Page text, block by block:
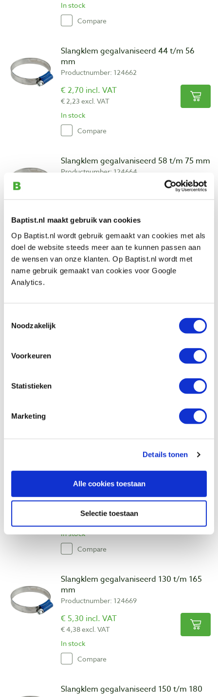
Baptist.nl maakt gebruik van cookies
Op Baptist.nl wordt gebruik gemaakt van cookies met als
doel de website steeds meer aan te kunnen passen aan
de wensen van onze klanten. Op Baptist.nl wordt met
name gebruik gemaakt van cookies voor Google
Analytics.
Noodzakelijk
Voorkeuren
Statistieken
Marketing
Details tonen
Alle cookies toestaan
Selectie toestaan
In stock
Compare
Slangklem gegalvaniseerd 44 t/m 56
mm
Productnumber: 124662
€ 2,70 incl. VAT
€ 2,23 excl. VAT
In stock
Compare
Slangklem gegalvaniseerd 58 t/m 75 mm
Productnumber: 124664
€ 2,89 excl. VAT
Slangklem gegalvaniseerd 77 t/m 95 mm
Productnumber: 124666
Slangklem gegalvaniseerd 87 t/m 112
Compare
Slangklem gegalvaniseerd 104 t/m 138
mm
€ 4,50 incl. VAT
€ 3,72 excl. VAT
In stock
Compare
Slangklem gegalvaniseerd 130 t/m 165
mm
Productnumber: 124669
€ 5,30 incl. VAT
€ 4,38 excl. VAT
In stock
Compare
Slangklem gegalvaniseerd 150 t/m 180